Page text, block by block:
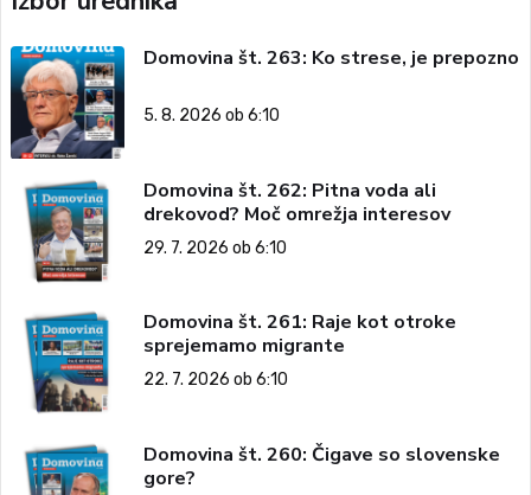
Domovina št. 263: Ko strese, je prepozno
5. 8. 2026 ob 6:10
Domovina št. 262: Pitna voda ali
drekovod? Moč omrežja interesov
29. 7. 2026 ob 6:10
Domovina št. 261: Raje kot otroke
sprejemamo migrante
22. 7. 2026 ob 6:10
Domovina št. 260: Čigave so slovenske
gore?